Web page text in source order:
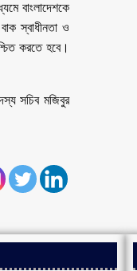
বাংলাদেশকে
স্বাধীনতা ও
করতে হবে।
সচিব মজিবুর